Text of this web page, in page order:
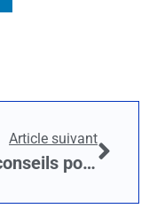
Article suivant
Nos conseils pour isoler efficacement votre garage